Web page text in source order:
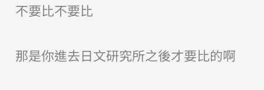
不要比不要比
那是你進去日文研究所之後才要比的啊